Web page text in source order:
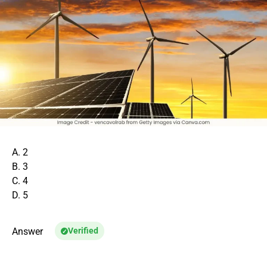
A. 2
B. 3
C. 4
D. 5
Answer Verified